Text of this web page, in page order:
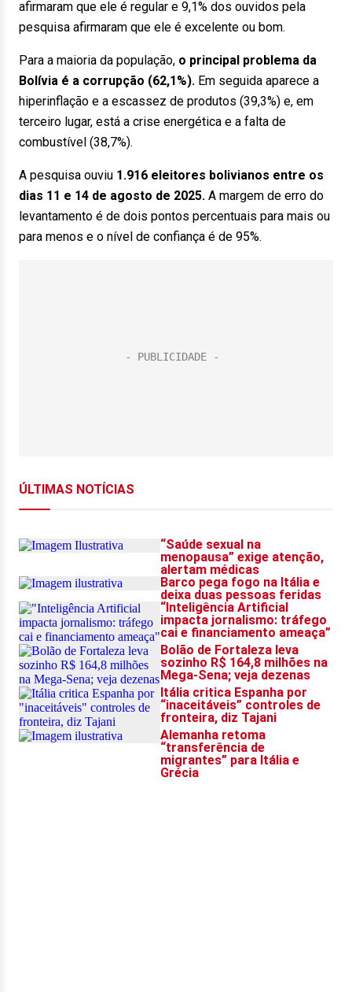
afirmaram que ele é regular e 9,1% dos ouvidos pela
pesquisa afirmaram que ele é excelente ou bom.
Para a maioria da população, o principal problema da
Bolívia é a corrupção (62,1%). Em seguida aparece a
hiperinflação e a escassez de produtos (39,3%) e, em
terceiro lugar, está a crise energética e a falta de
combustível (38,7%).
A pesquisa ouviu 1.916 eleitores bolivianos entre os
dias 11 e 14 de agosto de 2025. A margem de erro do
levantamento é de dois pontos percentuais para mais ou
para menos e o nível de confiança é de 95%.